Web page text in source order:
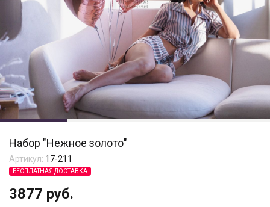
Набор "Нежное золото"
Артикул: 17-211
БЕСПЛАТНАЯ ДОСТАВКА
3877 руб.